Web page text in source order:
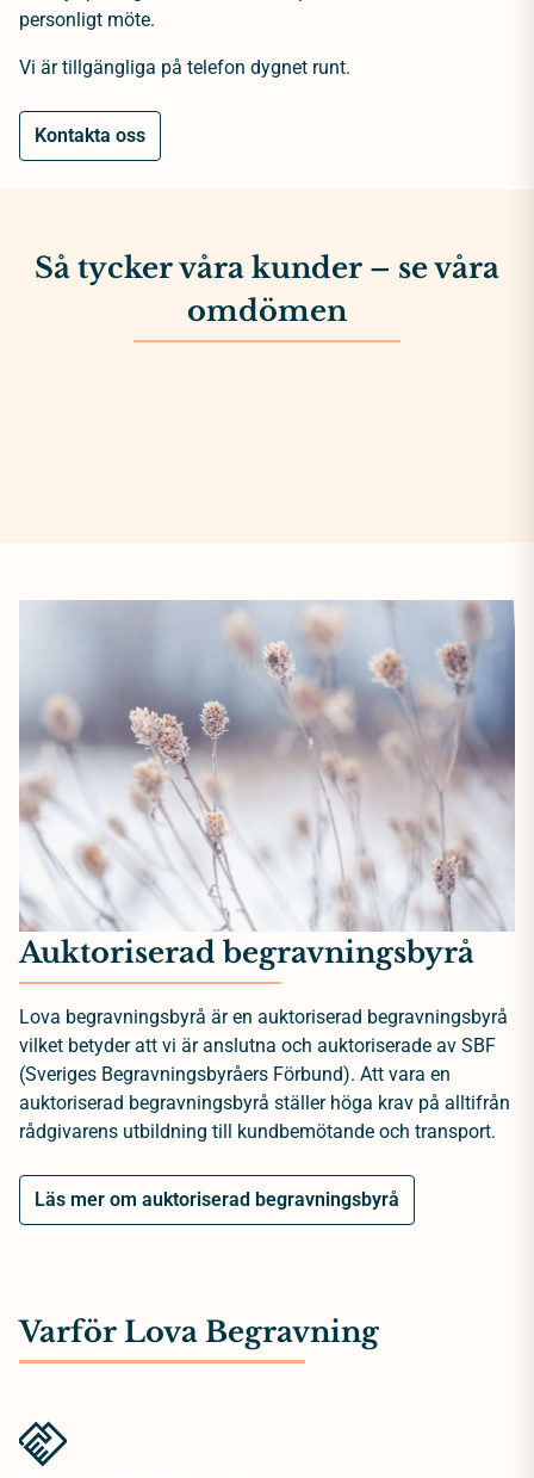
personligt möte.
Vi är tillgängliga på telefon dygnet runt.
Kontakta oss
Så tycker våra kunder – se våra
omdömen
Auktoriserad begravningsbyrå
Lova begravningsbyrå är en auktoriserad begravningsbyrå
vilket betyder att vi är anslutna och auktoriserade av SBF
(Sveriges Begravningsbyråers Förbund). Att vara en
auktoriserad begravningsbyrå ställer höga krav på alltifrån
rådgivarens utbildning till kundbemötande och transport.
Läs mer om auktoriserad begravningsbyrå
Varför Lova Begravning